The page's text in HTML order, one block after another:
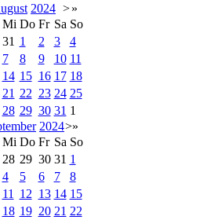
2024 >»
Mi Do Fr Sa So
31 1 2 3
4
7 8 9 10 11
14 15 16 17 18
21 22 23 24 25
28 29 30 31 1
2024>»
Mi Do Fr Sa So
28 29 30 31 1
4 5 6 7
8
11 12 13 14 15
18 19 20 21 22